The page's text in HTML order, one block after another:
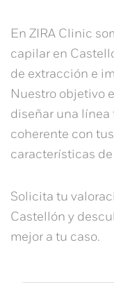
En ZIRA Clinic
capilar en
de extracción e
Nuestro objetivo
diseñar una
coherente con
características
Solicita tu
Castellón y
mejor a tu caso.